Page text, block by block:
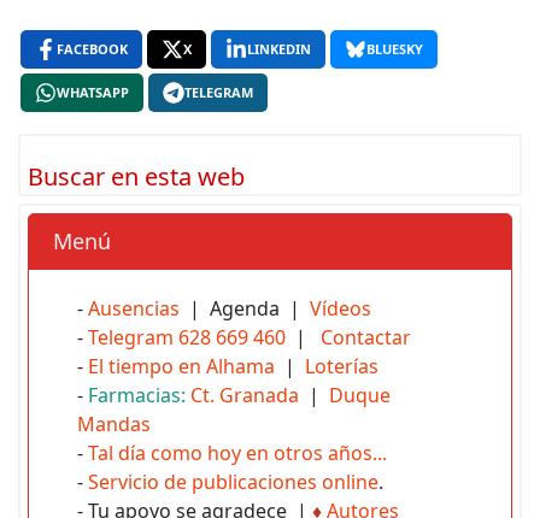
FACEBOOK X LINKEDIN BLUESKY
WHATSAPP TELEGRAM
Buscar en esta web
Menú
-Ausencias | Agenda | Vídeos
-Telegram 628 669 460 | Contactar
- El tiempo en Alhama | Loterías
- Farmacias: Ct. Granada | Duque
Mandas
-Tal día como hoy en otros años...
-Servicio de publicaciones online.
- Tu apoyo se agradece | ♦Autores